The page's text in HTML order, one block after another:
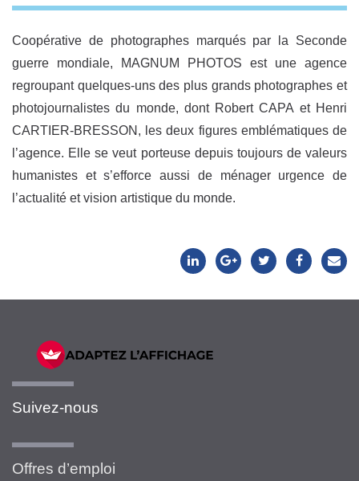
Coopérative de photographes marqués par la Seconde
guerre mondiale, MAGNUM PHOTOS est une agence
regroupant quelques-uns des plus grands photographes et
photojournalistes du monde, dont Robert CAPA et Henri
CARTIER-BRESSON, les deux figures emblématiques de
l’agence. Elle se veut porteuse depuis toujours de valeurs
humanistes et s’efforce aussi de ménager urgence de
l’actualité et vision artistique du monde.
Suivez-nous
Offres d’emploi